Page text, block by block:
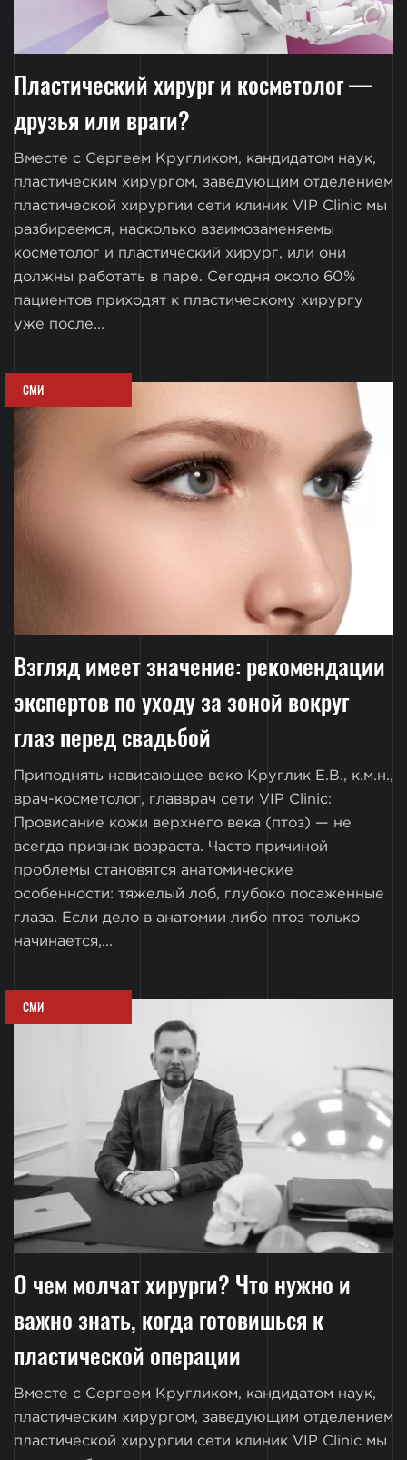
Пластический хирург и косметолог —
друзья или враги?
Вместе с Сергеем Кругликом, кандидатом наук,
пластическим хирургом, заведующим отделением
пластической хирургии сети клиник VIP Clinic мы
разбираемся, насколько взаимозаменяемы
косметолог и пластический хирург, или они
должны работать в паре. Сегодня около 60%
пациентов приходят к пластическому хирургу
уже после...
СМИ
Взгляд имеет значение: рекомендации
экспертов по уходу за зоной вокруг
глаз перед свадьбой
Приподнять нависающее веко Круглик Е.В., к.м.н.,
врач-косметолог, главврач сети VIP Clinic:
Провисание кожи верхнего века (птоз) — не
всегда признак возраста. Часто причиной
проблемы становятся анатомические
особенности: тяжелый лоб, глубоко посаженные
глаза. Если дело в анатомии либо птоз только
начинается,...
СМИ
О чем молчат хирурги? Что нужно и
важно знать, когда готовишься к
пластической операции
Вместе с Сергеем Кругликом, кандидатом наук,
пластическим хирургом, заведующим отделением
пластической хирургии сети клиник VIP Clinic мы